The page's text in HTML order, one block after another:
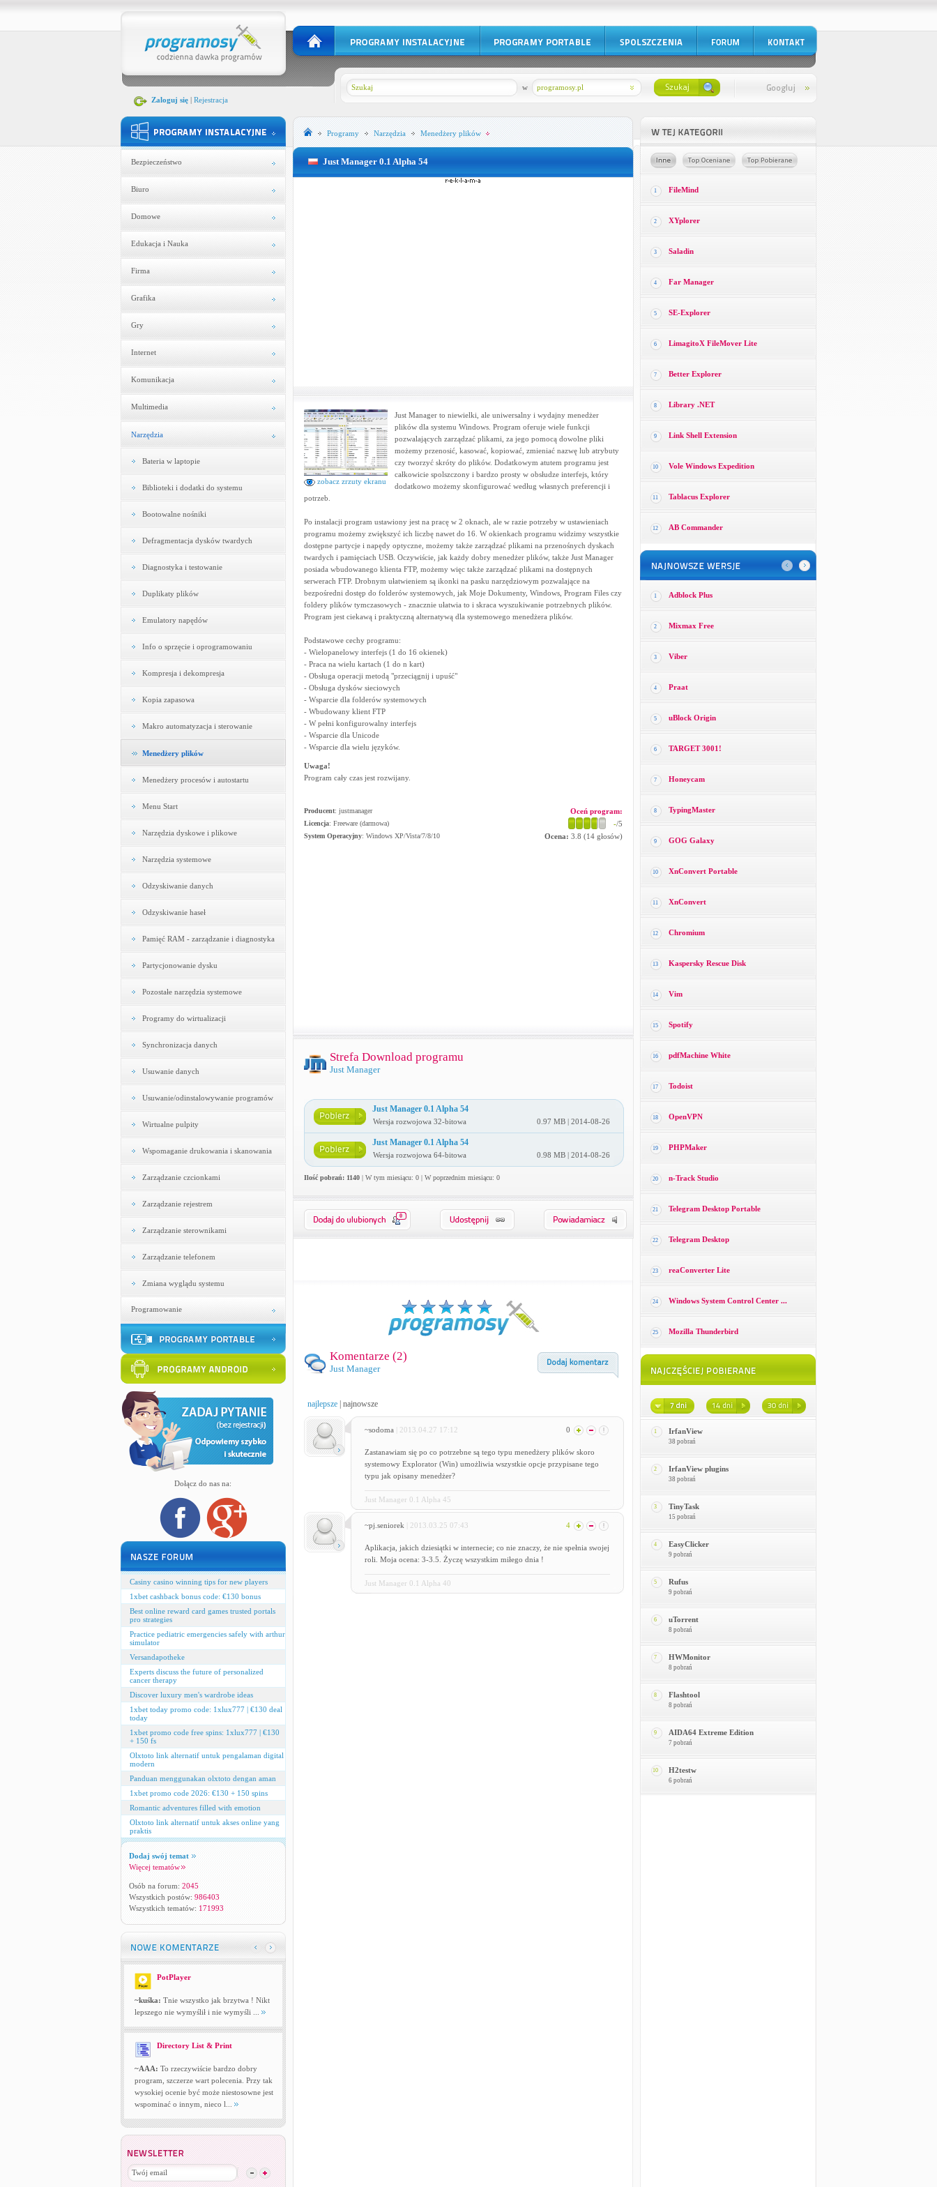
Zaloguj się| Rejestracja
programosy.pl
w
Bezpieczeństwo
Biuro
Domowe
Edukacja i Nauka
Firma
Grafika
Gry
Internet
Komunikacja
Multimedia
Narzędzia
Bateria w laptopie
Biblioteki i dodatki do systemu
Bootowalne nośniki
Defragmentacja dysków twardych
Diagnostyka i testowanie
Duplikaty plików
Emulatory napędów
Info o sprzęcie i oprogramowaniu
Kompresja i dekompresja
Kopia zapasowa
Makro automatyzacja i sterowanie
Menedżery plików
Menedżery procesów i autostartu
Menu Start
Narzędzia dyskowe i plikowe
Narzędzia systemowe
Odzyskiwanie danych
Odzyskiwanie haseł
Pamięć RAM - zarządzanie i diagnostyka
Partycjonowanie dysku
Pozostałe narzędzia systemowe
Programy do wirtualizacji
Synchronizacja danych
Usuwanie danych
Usuwanie/odinstalowywanie programów
Wirtualne pulpity
Wspomaganie drukowania i skanowania
Zarządzanie czcionkami
Zarządzanie rejestrem
Zarządzanie sterownikami
Zarządzanie telefonem
Zmiana wyglądu systemu
Programowanie
Dołącz do nas na:
Casiny casino winning tips for new players
1xbet cashback bonus code: €130 bonus
Best online reward card games trusted portals
pro strategies
Practice pediatric emergencies safely with arthur
simulator
Versandapotheke
Experts discuss the future of personalized
cancer therapy
Discover luxury men's wardrobe ideas
1xbet today promo code: 1xlux777 | €130 deal
today
1xbet promo code free spins: 1xlux777 | €130
+ 150 fs
Olxtoto link alternatif untuk pengalaman digital
modern
Panduan menggunakan olxtoto dengan aman
1xbet promo code 2026: €130 + 150 spins
Romantic adventures filled with emotion
Olxtoto link alternatif untuk akses online yang
praktis
Dodaj swój temat
Więcej tematów
Osób na forum: 2045
Wszystkich postów: 986403
Wszystkich tematów: 171993
PotPlayer
~kuśka: Tnie wszystko jak brzytwa ! Nikt
lepszego nie wymyślił i nie wymyśli ...
Directory List & Print
~AAA: To rzeczywiście bardzo dobry
program, szczerze wart polecenia. Przy tak
wysokiej ocenie być może niestosowne jest
wspominać o innym, nieco l...
Programy Narzędzia Menedżery plików
Just Manager 0.1 Alpha 54
zobacz zrzuty ekranu
Just Manager to niewielki, ale uniwersalny i wydajny menedżer
plików dla systemu Windows. Program oferuje wiele funkcji
pozwalających zarządzać plikami, za jego pomocą dowolne pliki
możemy przenosić, kasować, kopiować, zmieniać nazwę lub atrybuty
czy tworzyć skróty do plików. Dodatkowym atutem programu jest
całkowicie spolszczony i bardzo prosty w obsłudze interfejs, który
dodatkowo możemy skonfigurować według własnych preferencji i
potrzeb.
Po instalacji program ustawiony jest na pracę w 2 oknach, ale w razie potrzeby w ustawieniach
programu możemy zwiększyć ich liczbę nawet do 16. W okienkach programu widzimy wszystkie
dostępne partycje i napędy optyczne, możemy także zarządzać plikami na przenośnych dyskach
twardych i pamięciach USB. Oczywiście, jak każdy dobry menedżer plików, także Just Manager
posiada wbudowanego klienta FTP, możemy więc także zarządzać plikami na dostępnych
serwerach FTP. Drobnym ułatwieniem są ikonki na pasku narzędziowym pozwalające na
bezpośredni dostęp do folderów systemowych, jak Moje Dokumenty, Windows, Program Files czy
foldery plików tymczasowych - znacznie ułatwia to i skraca wyszukiwanie potrzebnych plików.
Program jest ciekawą i praktyczną alternatywą dla systemowego menedżera plików.
Podstawowe cechy programu:
- Wielopanelowy interfejs (1 do 16 okienek)
- Praca na wielu kartach (1 do n kart)
- Obsługa operacji metodą "przeciągnij i upuść"
- Obsługa dysków sieciowych
- Wsparcie dla folderów systemowych
- Wbudowany klient FTP
- W pełni konfigurowalny interfejs
- Wsparcie dla Unicode
- Wsparcie dla wielu języków.
Uwaga!
Program cały czas jest rozwijany.
Producent: justmanager
Licencja: Freeware (darmowa)
System Operacyjny: Windows XP/Vista/7/8/10
Oceń program:
-/5
Ocena: 3.8 (14głosów)
Strefa Download programu
Just Manager
Just Manager 0.1 Alpha 54
Wersja rozwojowa 32-bitowa 0.97 MB | 2014-08-26
Just Manager 0.1 Alpha 54
Wersja rozwojowa 64-bitowa 0.98 MB | 2014-08-26
Ilość pobrań: 1140| W tym miesiącu: 0 | W poprzednim miesiącu: 0
0
Komentarze (2)
Just Manager
najlepsze| najnowsze
~sodoma | 2013.04.27 17:12 0
Zastanawiam się po co potrzebne są tego typu menedżery plików skoro
systemowy Explorator (Win) umożliwia wszystkie opcje przypisane tego
typu jak opisany menedżer?
Just Manager 0.1 Alpha 45
~pj.seniorek | 2013.03.25 07:43 4
Aplikacja, jakich dziesiątki w internecie; co nie znaczy, że nie spełnia swojej
roli. Moja ocena: 3-3.5. Życzę wszystkim miłego dnia !
Just Manager 0.1 Alpha 40
1 FileMind
2 XYplorer
3 Saladin
4 Far Manager
5 SE-Explorer
6 LimagitoX FileMover Lite
7 Better Explorer
8 Library .NET
9 Link Shell Extension
10 Vole Windows Expedition
11 Tablacus Explorer
12 AB Commander
1 Adblock Plus
2 Mixmax Free
3 Viber
4 Praat
5 uBlock Origin
6 TARGET 3001!
7 Honeycam
8 TypingMaster
9 GOG Galaxy
10 XnConvert Portable
11 XnConvert
12 Chromium
13 Kaspersky Rescue Disk
14 Vim
15 Spotify
16 pdfMachine White
17 Todoist
18 OpenVPN
19 PHPMaker
20 n-Track Studio
21 Telegram Desktop Portable
22 Telegram Desktop
23 reaConverter Lite
24 Windows System Control Center ...
25 Mozilla Thunderbird
1 IrfanView
38 pobrań
2 IrfanView plugins
38 pobrań
3 TinyTask
15 pobrań
4 EasyClicker
9 pobrań
5 Rufus
9 pobrań
6 uTorrent
8 pobrań
7 HWMonitor
8 pobrań
8 Flashtool
8 pobrań
9 AIDA64 Extreme Edition
7 pobrań
10 H2testw
6 pobrań